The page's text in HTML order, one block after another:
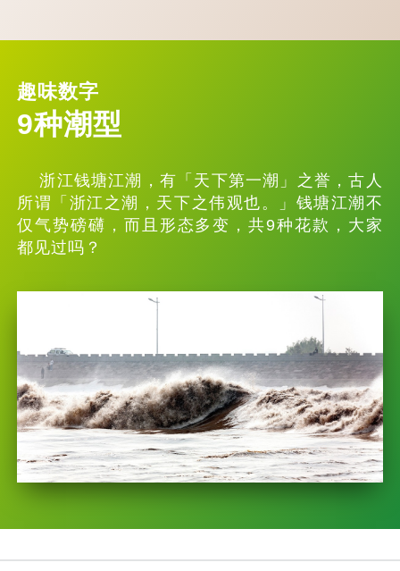
趣味数字
9种潮型
浙江钱塘江潮，有「天下第一潮」之誉，古人
所谓「浙江之潮，天下之伟观也。」钱塘江潮不
仅气势磅礴，而且形态多变，共9种花款，大家
都见过吗？